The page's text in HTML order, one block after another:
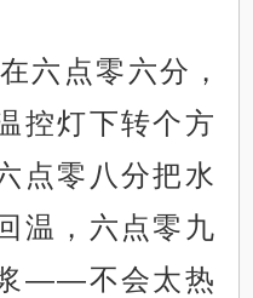
六点零六分，
控灯下转个方
点零八分把水
温，六点零九
——不会太热